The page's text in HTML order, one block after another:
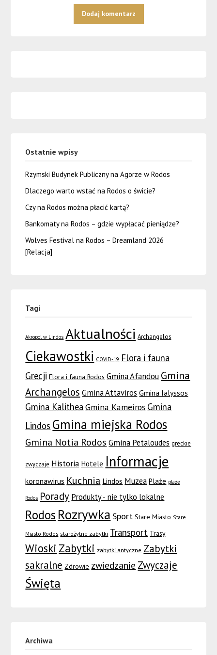
Ostatnie wpisy
Rzymski Budynek Publiczny na Agorze w Rodos
Dlaczego warto wstać na Rodos o świcie?
Czy na Rodos można płacić kartą?
Bankomaty na Rodos – gdzie wypłacać pieniądze?
Wolves Festival na Rodos – Dreamland 2026
[Relacja]
Tagi
Akropol w Lindos Aktualności Archangelos
Ciekawostki COVID-19 Flora i fauna
Grecji Flora i fauna Rodos Gmina Afandou Gmina
Archangelos Gmina Attaviros Gmina Ialyssos
Gmina KalitheaGmina Kameiros Gmina
Lindos Gmina miejska Rodos
Gmina Notia Rodos Gmina Petaloudes greckie
zwyczaje Historia Hotele Informacje
koronawirus Kuchnia Lindos Muzea Plaże plaże
Rodos Porady Produkty - nie tylko lokalne
Rodos Rozrywka Sport Stare Miasto Stare
Miasto Rodos starożytne zabytki Transport Trasy
Wioski Zabytki zabytki antyczne Zabytki
sakralne Zdrowie zwiedzanie Zwyczaje
Święta
Archiwa